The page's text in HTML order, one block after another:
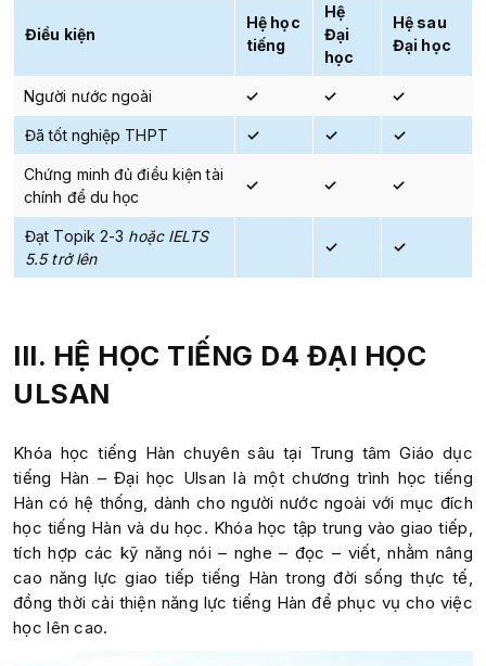
Điều kiện
Hệ học
tiếng
Hệ
Đại
học
Hệ sau
Đại học
Người nước ngoài ✓ ✓ ✓
Đã tốt nghiệp THPT ✓ ✓ ✓
Chứng minh đủ điều kiện tài
chính để du học
✓ ✓ ✓
Đạt Topik 2-3 hoặc IELTS
5.5 trở lên
✓ ✓
III. HỆ HỌC TIẾNG D4 ĐẠI HỌC
ULSAN
Khóa học tiếng Hàn chuyên sâu tại Trung tâm Giáo dục
tiếng Hàn – Đại học Ulsan là một chương trình học tiếng
Hàn có hệ thống, dành cho người nước ngoài với mục đích
học tiếng Hàn và du học. Khóa học tập trung vào giao tiếp,
tích hợp các kỹ năng nói – nghe – đọc – viết, nhằm nâng
cao năng lực giao tiếp tiếng Hàn trong đời sống thực tế,
đồng thời cải thiện năng lực tiếng Hàn để phục vụ cho việc
học lên cao.